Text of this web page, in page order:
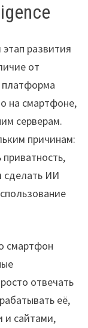
развития
от
на смартфоне,
серверам.
причинам:
сделать ИИ
смартфон
отвечать
её,
и сайтами,